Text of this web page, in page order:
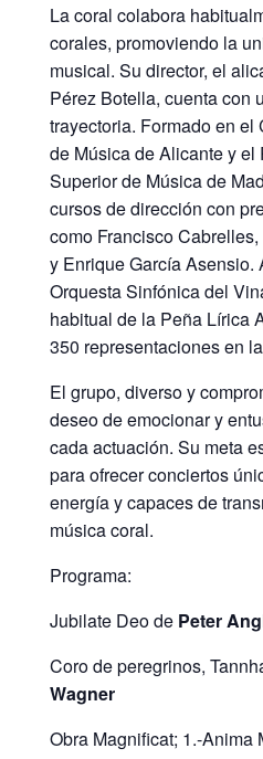
La coral colabora
corales, promoviendo la
musical. Su director, el
Pérez Botella, cuenta con
trayectoria. Formado en
de Música de Alicante y
Superior de Música de
cursos de dirección con
como Francisco
y Enrique García Asensio.
Orquesta Sinfónica del
habitual de la Peña Lírica
350 representaciones en
El grupo, diverso y
deseo de emocionar y
cada actuación. Su meta
para ofrecer conciertos
energía y capaces de
música coral.
Programa:
Jubilate Deo dePeter
Coro de peregrinos,
Wagner
Obra Magnificat; 1.-Anima